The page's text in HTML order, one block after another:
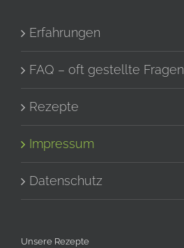
Erfahrungen
FAQ – oft gestellte Fragen
Rezepte
Impressum
Datenschutz
Unsere Rezepte